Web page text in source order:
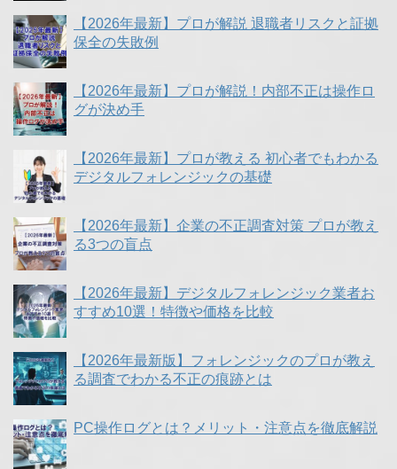
【2026年最新】プロが解説 退職者リスクと証拠
保全の失敗例
【2026年最新】プロが解説！内部不正は操作ロ
グが決め手
【2026年最新】プロが教える 初心者でもわかる
デジタルフォレンジックの基礎
【2026年最新】企業の不正調査対策 プロが教え
る3つの盲点
【2026年最新】デジタルフォレンジック業者お
すすめ10選！特徴や価格を比較
【2026年最新版】フォレンジックのプロが教え
る調査でわかる不正の痕跡とは
PC操作ログとは？メリット・注意点を徹底解説